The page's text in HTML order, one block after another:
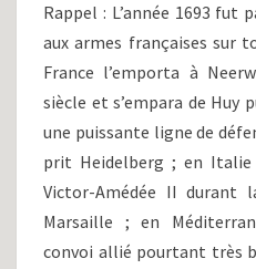
Rappel : L’année 1693
aux armes françaises sur
France l’emporta à
siècle et s’empara de Huy
une puissante ligne de
prit Heidelberg ; en
Victor-Amédée II durant
Marsaille ; en
convoi allié pourtant très